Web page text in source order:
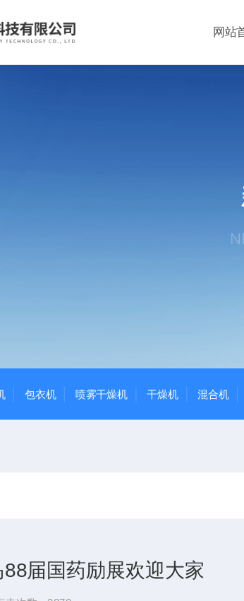
网站
包衣机 喷雾干燥机 干燥机 混合机
届国药励展欢迎大家